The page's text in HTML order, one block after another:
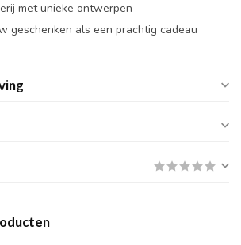
met unieke ontwerpen
geschenken als een prachtig cadeau